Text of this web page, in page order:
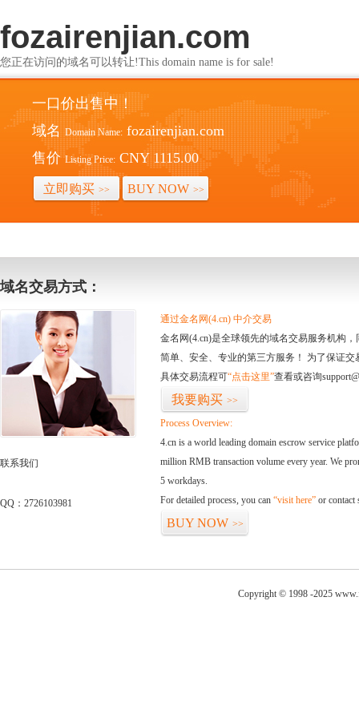
fozairenjian.com
您正在访问的域名可以转让!This domain name is for sale!
一口价出售中！
域名 Domain Name: fozairenjian.com
售价 Listing Price: CNY 1115.00
立即购买 >> BUY NOW >>
域名交易方式：
联系我们
QQ：2726103981
通过金名网(4.cn) 中介交易
金名网(4.cn)是全球领先的域名交易服务机构
简单、安全、专业的第三方服务！ 为了保证
具体交易流程可“点击这里”查看或咨询
我要购买 >>
Process Overview:
4.cn is a world leading domain escrow service
million RMB transaction volume every year. We
5 workdays.
For detailed process, you can “visit here” or contact
BUY NOW >>
Copyright © 1998 -2025